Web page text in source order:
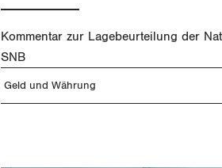
Kommentar zur Lagebeurteilung der
SNB
Geld und Währung